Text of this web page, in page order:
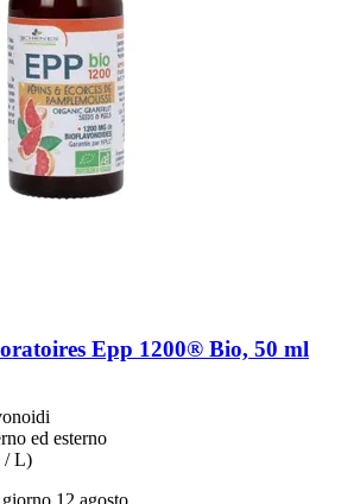
Epp 1200® Bio, 50 ml
ed esterno
/ L)
12 agosto